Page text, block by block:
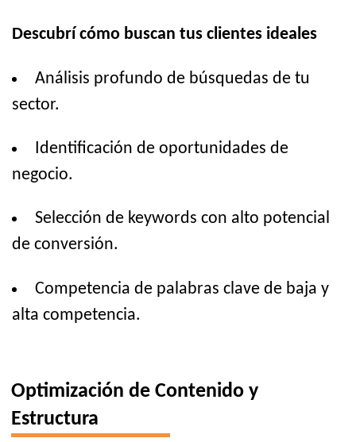
Descubrí cómo buscan tus clientes ideales
Análisis profundo de búsquedas de tu
sector.
Identificación de oportunidades de
negocio.
Selección de keywords con alto potencial
de conversión.
Competencia de palabras clave de baja y
alta competencia.
Optimización de Contenido y
Estructura